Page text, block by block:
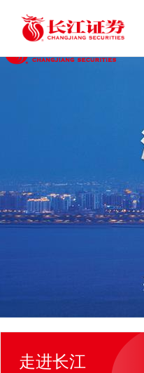
走进长江